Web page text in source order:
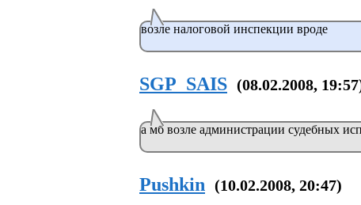
возле налоговой инспекции вроде
SGP_SAIS (08.02.2008,
а мб возле администрации судебных
Pushkin (10.02.2008, 20:47)